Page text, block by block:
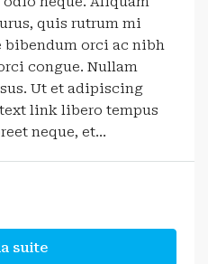
quis rutrum mi
bibendum orci ac nibh
congue. Nullam
Ut et adipiscing
link libero tempus
neque, et...
suite